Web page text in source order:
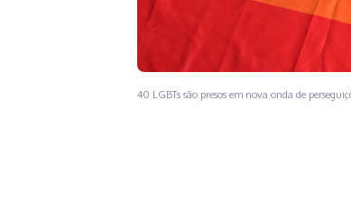
40 LGBTs são presos em nova onda de